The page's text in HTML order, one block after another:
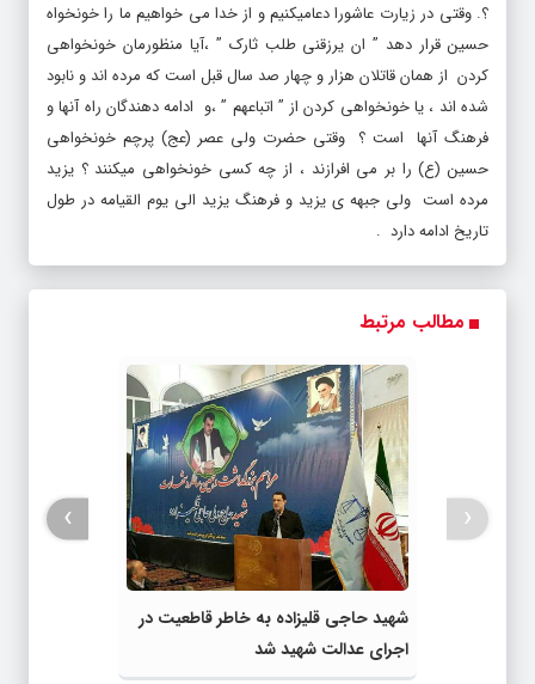
حسین قرار دهد ” ان یرزقنی طلب ثارک ” ،آیا منظورمان خونخواهی
کردن از همان قاتلان هزار و چهار صد سال قبل است که مرده اند و نابود
شده اند ، یا خونخواهی کردن از ” اتباعهم ” ،و ادامه دهندگان راه آنها و
فرهنگ آنها است ؟ وقتی حضرت ولی عصر (عج) پرچم خونخواهی
حسین (ع) را بر می افرازند ، از چه کسی خونخواهی میکنند ؟ یزید
مرده است ولی جبهه ی یزید و فرهنگ یزید الی یوم القیامه در طول
تاریخ ادامه دارد .
مطالب مرتبط
شهید حاجی قلیزاده به خاطر قاطعیت در
اجرای عدالت شهید شد
‹
›